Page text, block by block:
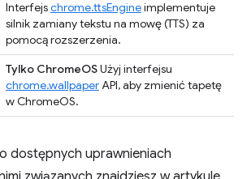
Interfejschrome.ttsEngineimplementuje
silnik zamiany tekstu na mowę (TTS) za
pomocą rozszerzenia.
Tylko ChromeOSUżyj interfejsu
chrome.wallpaperAPI, aby zmienić tapetę
w ChromeOS.
dostępnych uprawnieniach